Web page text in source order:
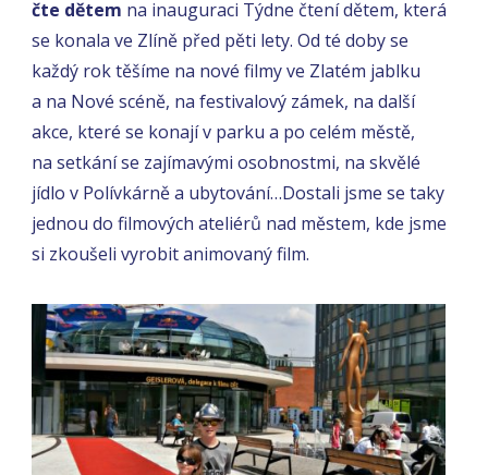
čte dětem na inauguraci Týdne čtení dětem, která
se konala ve Zlíně před pěti lety. Od té doby se
každý rok těšíme na nové filmy ve Zlatém jablku
a na Nové scéně, na festivalový zámek, na další
akce, které se konají v parku a po celém městě,
na setkání se zajímavými osobnostmi, na skvělé
jídlo v Polívkárně a ubytování…Dostali jsme se taky
jednou do filmových ateliérů nad městem, kde jsme
si zkoušeli vyrobit animovaný film.